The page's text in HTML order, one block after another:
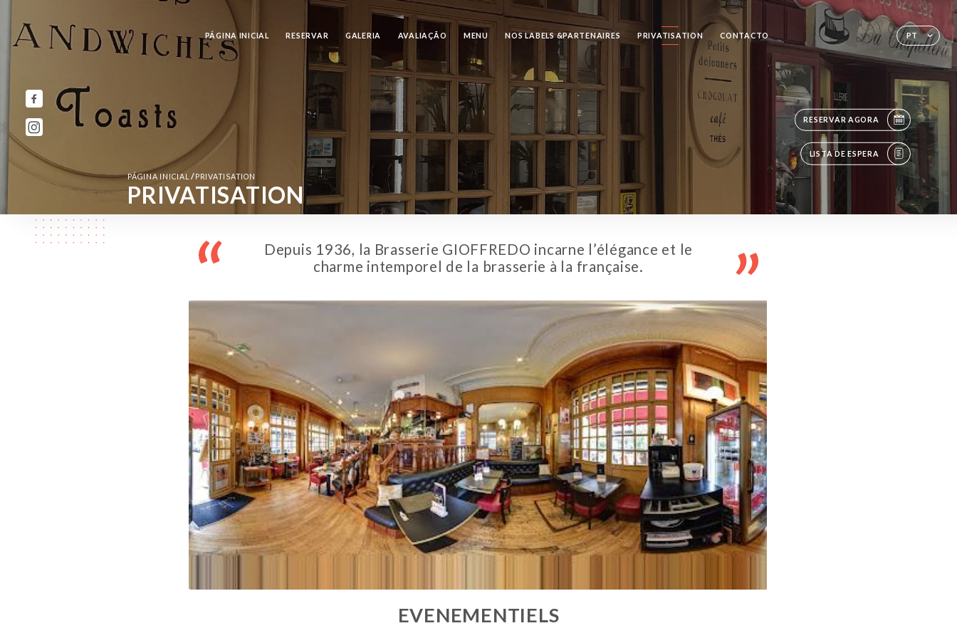
PT
PÁGINA INICIAL RESERVAR GALERIA AVALIAÇÃO MENU NOS LABELS &PARTENAIRES PRIVATISATION CONTACTO
RESERVAR AGORA
LISTA DE ESPERA
PÁGINA INICIAL/ PRIVATISATION
PRIVATISATION
Depuis 1936, la Brasserie GIOFFREDO incarne l’élégance et le
charme intemporel de la brasserie à la française.
EVENEMENTIELS